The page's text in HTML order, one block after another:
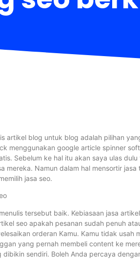
artikel blog untuk blog adalah pilihan
menggunakan google article spinner
Sebelum ke hal itu akan saya ulas
mereka. Namun dalam hal mensortir
jasa seo.
tersebut baik. Kebiasaan jasa
seo apakah pesanan sudah penuh
orderan Kamu. Kamu tidak
yang pernah membeli content ke
dibikin sendiri. Boleh Anda percaya